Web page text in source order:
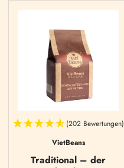
(202 Bewertungen)
VietBeans
Traditional – der